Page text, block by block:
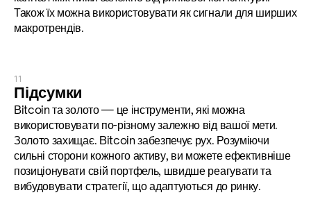
Також їх можна використовувати як сигнали для ширших
макротрендів.
11
Підсумки
Bitcoin та золото — це інструменти, які можна
використовувати по-різному залежно від вашої мети.
Золото захищає. Bitcoin забезпечує рух. Розуміючи
сильні сторони кожного активу, ви можете ефективніше
позиціонувати свій портфель, швидше реагувати та
вибудовувати стратегії, що адаптуються до ринку.